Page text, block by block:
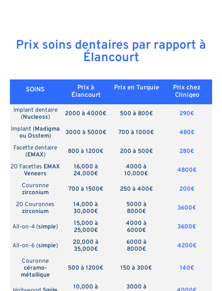
Prix soins dentaires par rapport à
Élancourt
SOINS
Prix à
Élancourt
Prix en Turquie
Prix chez
Cliniqeo
Implant dentaire
(Nucleoss) 2000 à 4000€ 500 à 800€
290€
Implant (Madigma
ou Osstem) 3000 à 5000€ 700 à 1000€
480€
Facette dentaire
(EMAX) 800 à 1200€ 200 à 500€
280€
20 Facettes EMAX
Veneers
16,000 à
24,000€
4000 à
10,000€
4800€
Couronne
zirconium
700 à 1500€ 250 à 400€
200€
20 Couronnes
zirconium
14,000 à
30,000€
5000 à
8000€
3600€
All-on-4 (simple)
15,000 à
25,000€
4000 à
6000€
3600€
All-on-6 (simple)
20,000 à
35,000€
6000 à
8000€
4200€
Couronne
céramo-
métallique
500 à 1200€ 150 à 300€ 140€
10,000 à
3000 à